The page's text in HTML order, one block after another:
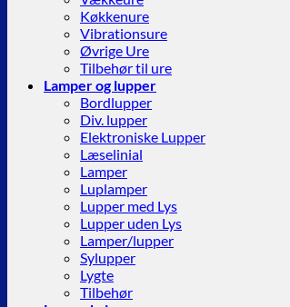
Køkkenure
Vibrationsure
Øvrige Ure
Tilbehør til ure
Lamper og lupper
Bordlupper
Div. lupper
Elektroniske Lupper
Læselinial
Lamper
Luplamper
Lupper med Lys
Lupper uden Lys
Lamper/lupper
Sylupper
Lygte
Tilbehør